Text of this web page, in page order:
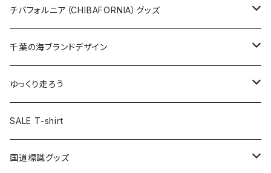
Tシャツ
キャップ
トートバッグ
ランチバッグ
エコバッグ
缶バッジ
キーホルダー
クリアファイル
ステッカー
缶バッジ
キーホルダー
クリアファイル
ステッカー大
缶バッジ32mm
缶バッジ54mm
エコバッグ
JAGUARさんコラボグッズ
Tシャツ
ステッカー
サコッシュ
ホテルキーホルダー
モーテルキーホルダー
ステッカー
缶バッジ
クリアファイル
マスク
エコバッグ
Tシャツ
キャップ
エコバッグ
ステッカー
モーテルキーホルダー
チバフォルニア（CHIBAFORNIA）グッズ
Tシャツ
キャップ
ステッカー
ホテルキーホルダー
千葉の海ブランドデザイン
Tシャツ
キャップ
ステッカー
ゆっくり走ろう
Tシャツ
ステッカー
SALE T-shirt
国道標識グッズ